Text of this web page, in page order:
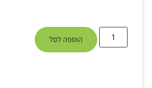
הוספה לסל